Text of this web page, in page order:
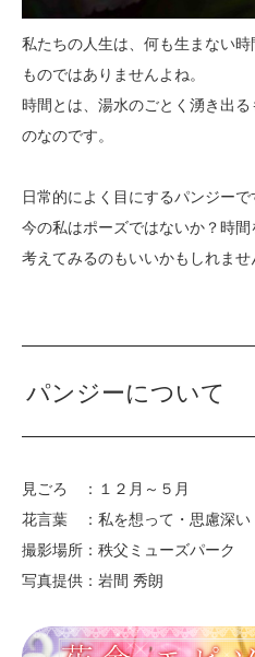
私たちの人生は、何も生まない
ものではありませんよね。
時間とは、湯水のごとく湧き出
のなのです。
日常的によく目にするパンジーで
今の私はポーズではないか？時間
考えてみるのもいいかもしれませ
パンジーについて
見ごろ ：１２月～５月
花言葉 ：私を想って・思慮深い
撮影場所：秩父ミューズパーク
写真提供：岩間 秀朗